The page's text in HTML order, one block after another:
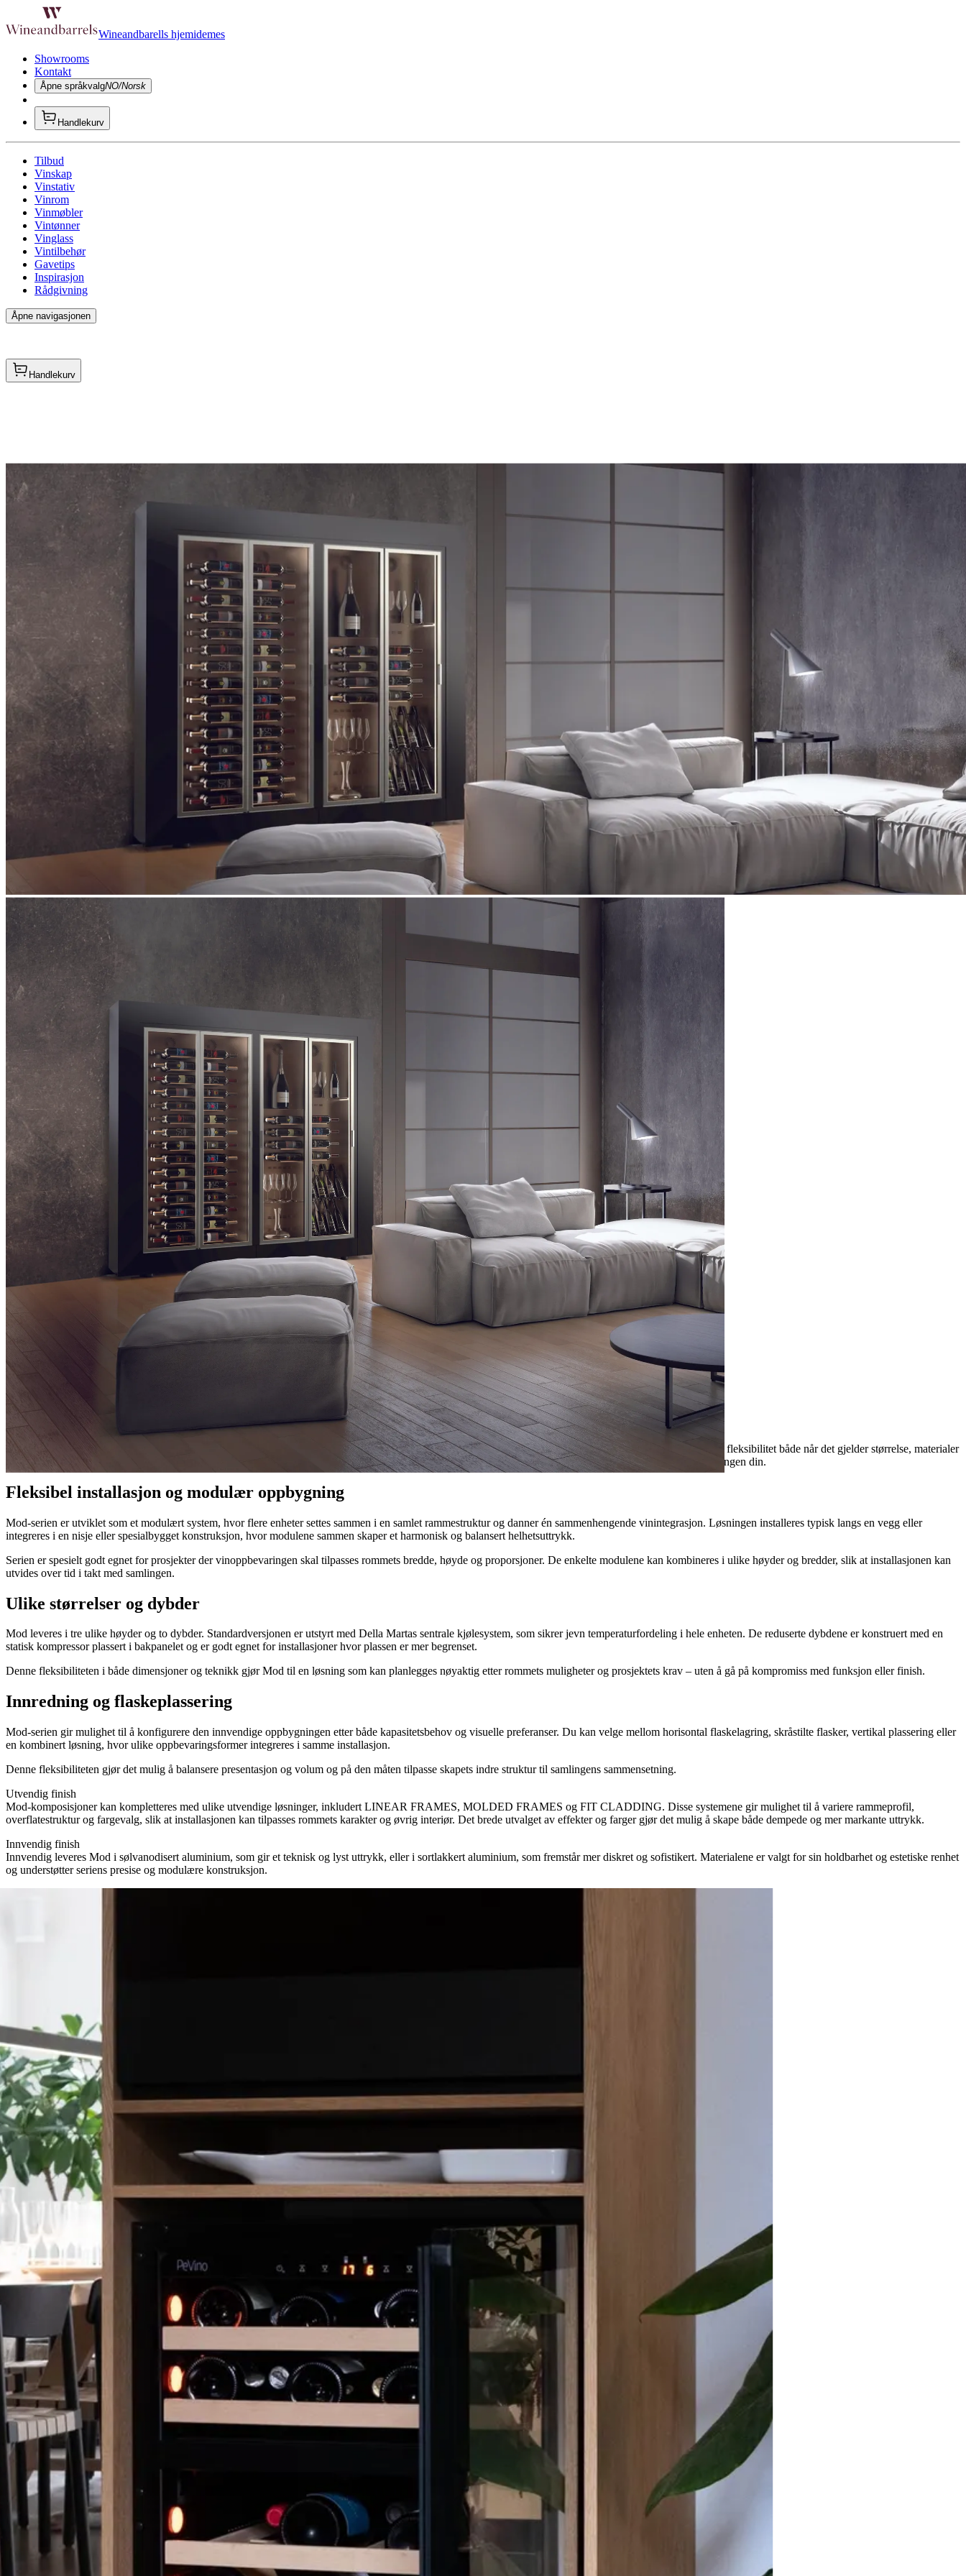
Wineandbarells hjemidemes
Showrooms
Kontakt
Åpne språkvalgNO/Norsk
Handlekurv
Tilbud
Vinskap
Vinstativ
Vinrom
Vinmøbler
Vintønner
Vinglass
Vintilbehør
Gavetips
Inspirasjon
Rådgivning
Åpne navigasjonen
Handlekurv
Mod
Mod-serien er Della Martas modulære designkonsept, hvor flere enheter settes sammen i en samlet ramme og skaper en skreddersydd vinintegrasjon. Serien gir fleksibilitet både når det gjelder størrelse, materialer
og finish – fra større, markante komposisjoner til mer kompakte løsninger. Resultatet er en helhetlig løsning for vinoppbevaring som kan vokse i takt med samlingen din.
Fleksibel installasjon og modulær oppbygning
Mod-serien er utviklet som et modulært system, hvor flere enheter settes sammen i en samlet rammestruktur og danner én sammenhengende vinintegrasjon. Løsningen installeres typisk langs en vegg eller
integreres i en nisje eller spesialbygget konstruksjon, hvor modulene sammen skaper et harmonisk og balansert helhetsuttrykk.
Serien er spesielt godt egnet for prosjekter der vinoppbevaringen skal tilpasses rommets bredde, høyde og proporsjoner. De enkelte modulene kan kombineres i ulike høyder og bredder, slik at installasjonen kan
utvides over tid i takt med samlingen.
Ulike størrelser og dybder
Mod leveres i tre ulike høyder og to dybder. Standardversjonen er utstyrt med Della Martas sentrale kjølesystem, som sikrer jevn temperaturfordeling i hele enheten. De reduserte dybdene er konstruert med en
statisk kompressor plassert i bakpanelet og er godt egnet for installasjoner hvor plassen er mer begrenset.
Denne fleksibiliteten i både dimensjoner og teknikk gjør Mod til en løsning som kan planlegges nøyaktig etter rommets muligheter og prosjektets krav – uten å gå på kompromiss med funksjon eller finish.
Innredning og flaskeplassering
Mod-serien gir mulighet til å konfigurere den innvendige oppbygningen etter både kapasitetsbehov og visuelle preferanser. Du kan velge mellom horisontal flaskelagring, skråstilte flasker, vertikal plassering eller
en kombinert løsning, hvor ulike oppbevaringsformer integreres i samme installasjon.
Denne fleksibiliteten gjør det mulig å balansere presentasjon og volum og på den måten tilpasse skapets indre struktur til samlingens sammensetning.
Utvendig finish
Mod-komposisjoner kan kompletteres med ulike utvendige løsninger, inkludert LINEAR FRAMES, MOLDED FRAMES og FIT CLADDING. Disse systemene gir mulighet til å variere rammeprofil,
overflatestruktur og fargevalg, slik at installasjonen kan tilpasses rommets karakter og øvrig interiør. Det brede utvalget av effekter og farger gjør det mulig å skape både dempede og mer markante uttrykk.
Innvendig finish
Innvendig leveres Mod i sølvanodisert aluminium, som gir et teknisk og lyst uttrykk, eller i sortlakkert aluminium, som fremstår mer diskret og sofistikert. Materialene er valgt for sin holdbarhet og estetiske renhet
og understøtter seriens presise og modulære konstruksjon.